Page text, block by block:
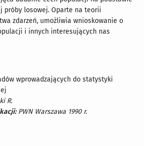
próby losowej. Oparte na teorii
zdarzeń, umożliwia wnioskowanie o
i innych interesujących nas
wprowadzających do statystyki
R.
PWN Warszawa 1990 r.